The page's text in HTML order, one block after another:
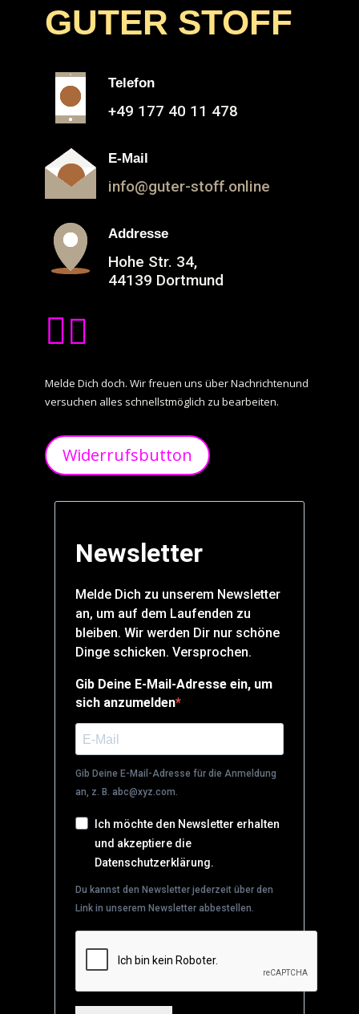
GUTER STOFF
Telefon
+49 177 40 11 478
E-Mail
info@guter-stoff.online
Addresse
Hohe Str. 34,
44139 Dortmund
 
Melde Dich doch. Wir freuen uns über Nachrichtenund
versuchen alles schnellstmöglich zu bearbeiten.
Widerrufsbutton
Newsletter
Melde Dich zu unserem Newsletter
an, um auf dem Laufenden zu
bleiben. Wir werden Dir nur schöne
Dinge schicken. Versprochen.
Gib Deine E-Mail-Adresse ein, um
sich anzumelden
Gib Deine E-Mail-Adresse für die Anmeldung
an, z. B. abc@xyz.com.
Ich möchte den Newsletter erhalten
und akzeptiere die
Datenschutzerklärung.
Du kannst den Newsletter jederzeit über den
Link in unserem Newsletter abbestellen.